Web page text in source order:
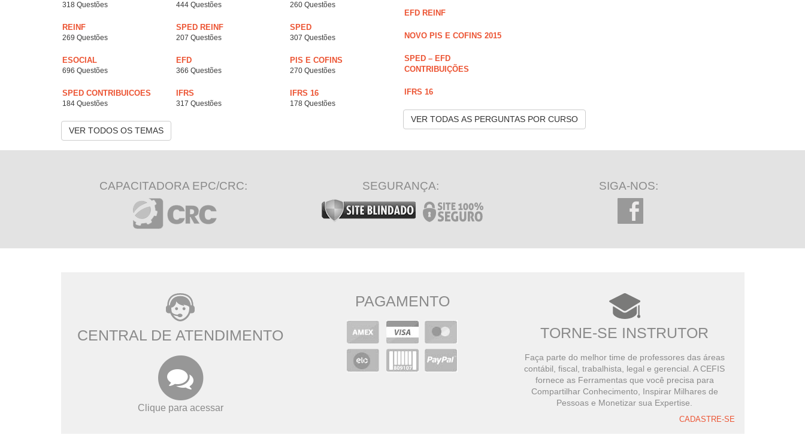
318 Questões 444 Questões 260 Questões
REINF
269 Questões
SPED REINF
207 Questões
SPED
307 Questões
ESOCIAL
696 Questões
EFD
366 Questões
PIS E COFINS
270 Questões
SPED CONTRIBUICOES
184 Questões
IFRS
317 Questões
IFRS 16
178 Questões
VER TODOS OS TEMAS
EFD REINF
NOVO PIS E COFINS 2015
SPED – EFD
CONTRIBUIÇÕES
IFRS 16
VER TODAS AS PERGUNTAS POR CURSO
CAPACITADORA EPC/CRC: SEGURANÇA: SIGA-NOS:
CENTRAL DE ATENDIMENTO
Clique para acessar
PAGAMENTO
TORNE-SE INSTRUTOR
Faça parte do melhor time de professores das áreas
contábil, fiscal, trabalhista, legal e gerencial. A CEFIS
fornece as Ferramentas que você precisa para
Compartilhar Conhecimento, Inspirar Milhares de
Pessoas e Monetizar sua Expertise.
CADASTRE-SE